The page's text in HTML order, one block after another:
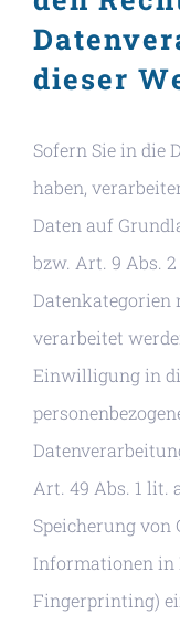
dieser
Sofern Sie in die
haben,
Daten auf
bzw. Art. 9 Abs. 2
Datenkategorien
verarbeitet
Einwilligung in
Art. 49 Abs. 1 lit.
Speicherung von
Informationen in
Fingerprinting)